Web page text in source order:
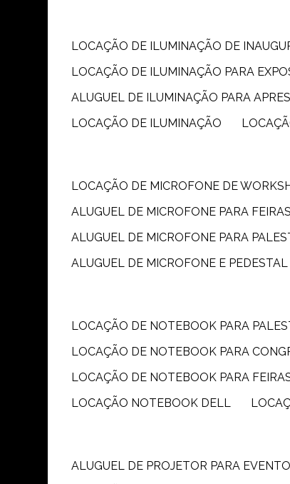
LOCAÇÃO DE ILUMINAÇÃO DE
LOCAÇÃO DE ILUMINAÇÃO PARA
ALUGUEL DE ILUMINAÇÃO PARA
LOCAÇÃO DE ILUMINAÇÃO
LOCAÇÃO DE MICROFONE DE
ALUGUEL DE MICROFONE PARA
ALUGUEL DE MICROFONE PARA
ALUGUEL DE MICROFONE E PEDESTAL
LOCAÇÃO DE NOTEBOOK PARA
LOCAÇÃO DE NOTEBOOK PARA
LOCAÇÃO DE NOTEBOOK PARA
LOCAÇÃO NOTEBOOK DELL
ALUGUEL DE PROJETOR PARA